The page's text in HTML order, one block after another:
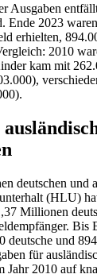
Ausgaben
Ende 2023
erhielten,
2010
kam mit
deutschen und
(HLU)
Millionen
Bis
deutsche und
für
Jahr 2010 auf